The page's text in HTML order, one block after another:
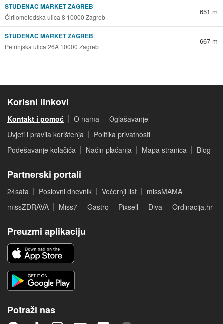
STUDENAC MARKET ZAGREB
Ćirilometodska ulica 8 10000 Zagreb
651 m
STUDENAC MARKET ZAGREB
Petrinjska ulica 26A 10000 Zagreb
667 m
Korisni linkovi
Kontakt i pomoć O nama
Oglašavanje
Uvjeti i pravila korištenja
Politika privatnosti
Podešavanje kolačića
Način plaćanja Mapa stranica Blog
Partnerski portali
24sata Poslovni dnevnik Večernji list
missMAMA
missZDRAVA
Miss7 Gastro Pixsell Diva Ordinacija.hr
Preuzmi aplikaciju
Potraži nas